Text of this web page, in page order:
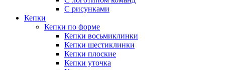
С рисунками
Кепки
Кепки по форме
Кепки восьмиклинки
Кепки шестиклинки
Кепки плоские
Кепки уточка